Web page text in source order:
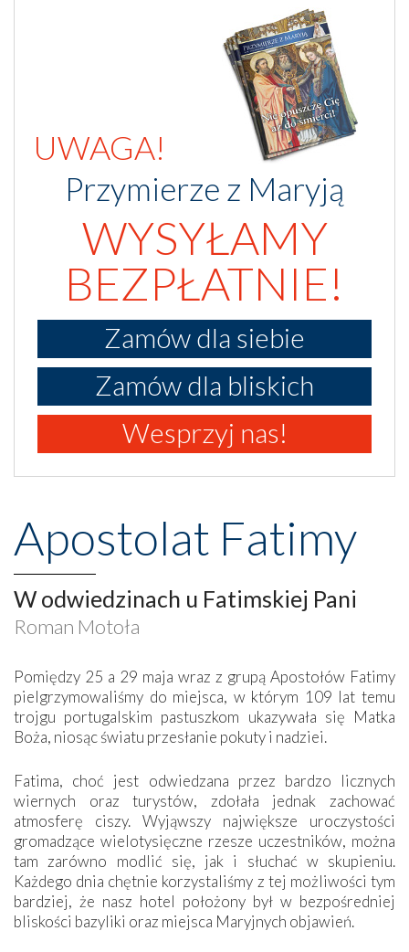
UWAGA!
Przymierze z Maryją
WYSYŁAMY
BEZPŁATNIE!
Zamów dla siebie
Zamów dla bliskich
Wesprzyj nas!
Apostolat Fatimy
W odwiedzinach u Fatimskiej Pani
Roman Motoła
Pomiędzy 25 a 29 maja wraz z grupą Apostołów Fatimy
pielgrzymowaliśmy do miejsca, w którym 109 lat temu
trojgu portugalskim pastuszkom ukazywała się Matka
Boża, niosąc światu przesłanie pokuty i nadziei.
Fatima, choć jest odwiedzana przez bardzo licznych
wiernych oraz turystów, zdołała jednak zachować
atmosferę ciszy. Wyjąwszy największe uroczystości
gromadzące wielotysięczne rzesze uczestników, można
tam zarówno modlić się, jak i słuchać w skupieniu.
Każdego dnia chętnie korzystaliśmy z tej możliwości tym
bardziej, że nasz hotel położony był w bezpośredniej
bliskości bazyliki oraz miejsca Maryjnych objawień.